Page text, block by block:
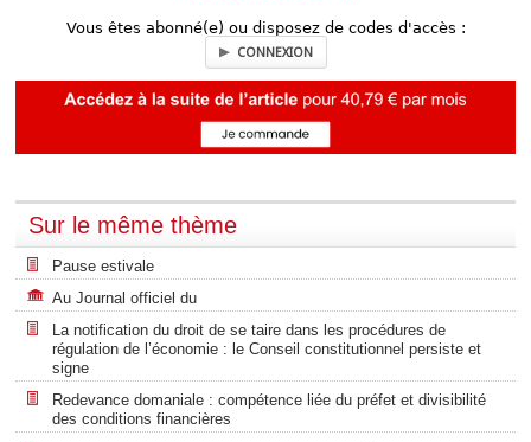
Vous êtes abonné(e) ou disposez de codes d'accès :
CONNEXION
Sur le même thème
Pause estivale
Au Journal officiel du
La notification du droit de se taire dans les procédures de
régulation de l’économie : le Conseil constitutionnel persiste et
signe
Redevance domaniale : compétence liée du préfet et divisibilité
des conditions financières